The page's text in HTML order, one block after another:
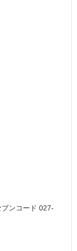
ンコード 027-